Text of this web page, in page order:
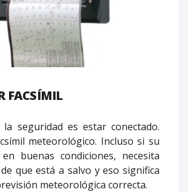
FACSÍMIL
la seguridad es estar conectado.
meteorológico. Incluso si su
buenas condiciones, necesita
que está a salvo y eso significa
meteorológica correcta.